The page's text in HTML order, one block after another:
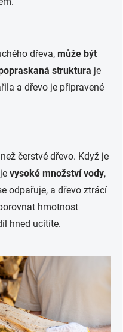
dřeva, může být
struktura je
a dřevo je připravené
než čerstvé dřevo. Když je
vysoké množství vody,
odpařuje, a dřevo ztrácí
hmotnost
hned ucítíte.